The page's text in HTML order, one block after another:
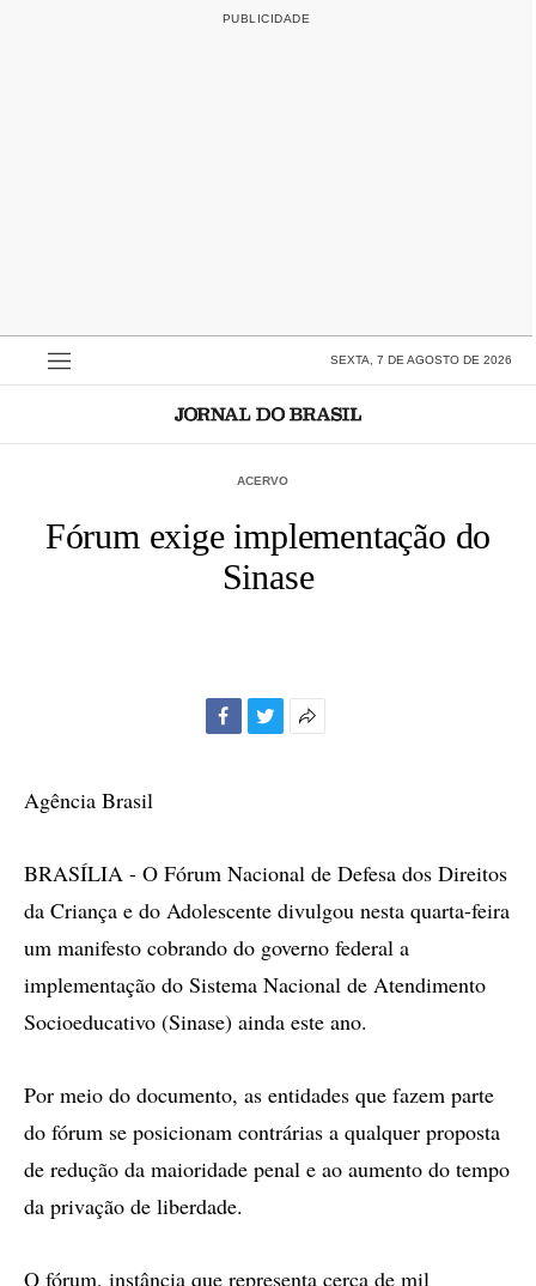
SEXTA, 7 DE AGOSTO DE 2026
ACERVO
Fórum exige implementação do
Sinase
Agência Brasil
BRASÍLIA - O Fórum Nacional de Defesa dos Direitos
da Criança e do Adolescente divulgou nesta quarta-feira
um manifesto cobrando do governo federal a
implementação do Sistema Nacional de Atendimento
Socioeducativo (Sinase) ainda este ano.
Por meio do documento, as entidades que fazem parte
do fórum se posicionam contrárias a qualquer proposta
de redução da maioridade penal e ao aumento do tempo
da privação de liberdade.
O fórum, instância que representa cerca de mil